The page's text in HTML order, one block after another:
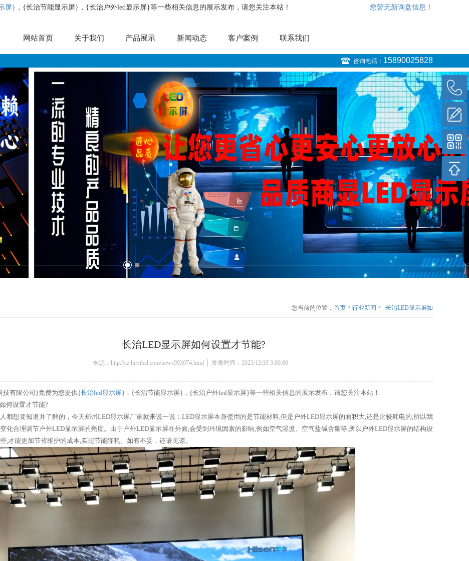
屏} ，{长治节能显示屏}，{长治户外led显示屏}等一些相关信息的展示发布，请您关注本站！ 您暂无新询盘信息！
网站首页 关于我们 产品展示 新闻动态 客户案例 联系我们
咨询电话： 15890025828
您当前的位置： 首页 > 行业新闻 >
长治LED显示屏如
长治LED显示屏如何设置才节能?
来源：http://cz.hnytled.com/news993074.html │ 发表时间：2023/12/19 3:00:00
技有限公司}免费为您提供{长治led显示屏} ，{长治节能显示屏}，{长治户外led显示屏}等一些相关信息的展示发布，请您关注本站！
何设置才节能?
都想要知道并了解的，今天郑州LED显示屏厂家就来说一说：LED显示屏本身使用的是节能材料,但是户外LED显示屏的面积大,还是比较耗电的,所以我
化合理调节户外LED显示屏的亮度。由于户外LED显示屏在外面,会受到环境因素的影响,例如空气湿度、空气盐碱含量等,所以户外LED显示屏的结构设
,才能更加节省维护的成本,实现节能降耗。如有不妥，还请见谅。